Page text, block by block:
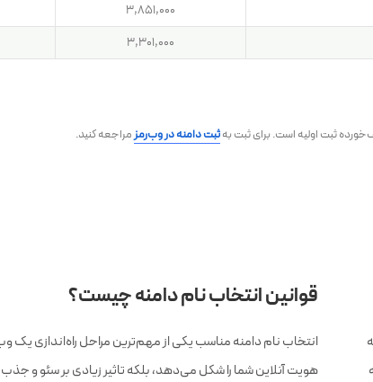
3,851,000
3,301,000
ثبت دامنه در وب‌رمزمراجعه کنید.
قوانین انتخاب نام دامنه چیست؟
انتخاب نام دامنه مناسب یکی از مهم‌ترین مراحل راه‌اندازی یک
هویت آنلاین شما را شکل می‌دهد، بلکه تاثیر زیادی بر سئو و جذب